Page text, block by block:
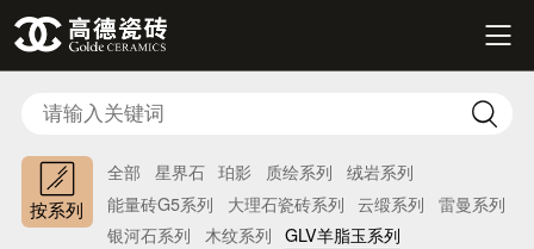


按系列
全部 星界石 珀影 质绘系列
绒岩系列
能量砖G5系列
大理石瓷砖系列 云缎系列
雷曼系列
银河石系列
木纹系列
GLV羊脂玉系列